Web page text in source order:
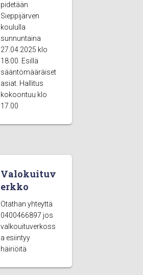
pidetään
Sieppijärven
koululla
sunnuntaina
27.04.2025 klo
18.00. Esillä
sääntömääräiset
asiat. Hallitus
kokoontuu klo
17.00
Valokuituv
erkko
Otathan yhteyttä
0400466897 jos
valkouituverkoss
a esiintyy
häiriöitä